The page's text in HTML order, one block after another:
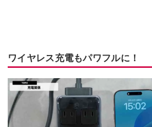
ワイヤレス充電もパワフルに！